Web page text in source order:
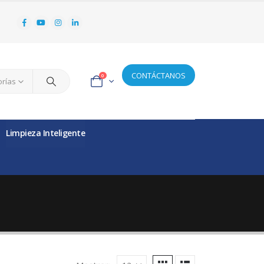
0 CONTÁCTANOS
Limpieza Inteligente